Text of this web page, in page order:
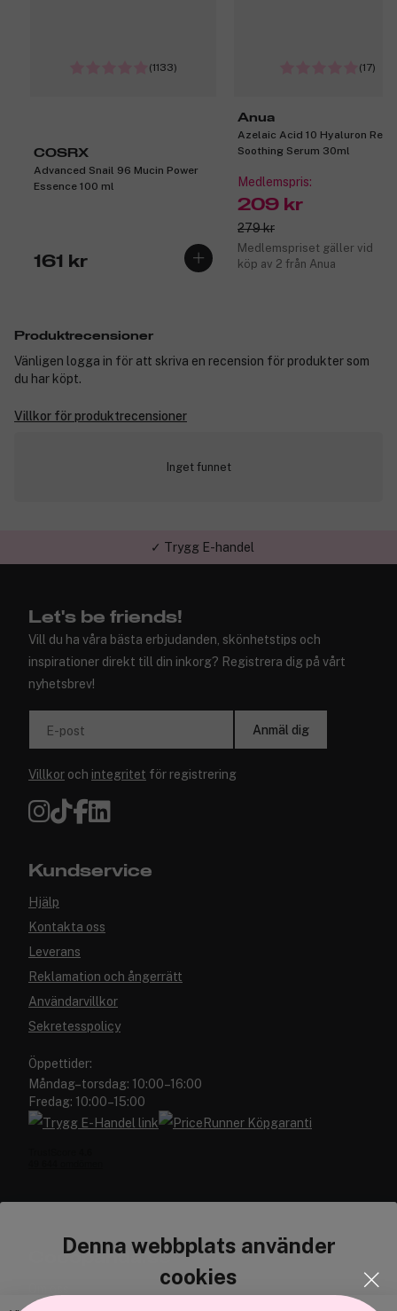
Denna webbplats använder
cookies
(1133)
COSRX
Advanced Snail 96 Mucin Power
Essence 100 ml
161 kr
(17)
Anua
Azelaic Acid 10 Hyaluron
Soothing Serum 30ml
Medlemspris:
209 kr
279 kr
Medlemspriset gäller vid
köp av 2 från Anua
Produktrecensioner
Vänligen logga in för att skriva en recension för produkter som
du har köpt.
Villkor för produktrecensioner
Inget funnet
✓ Trygg E-handel
Let's be friends!
Vill du ha våra bästa erbjudanden, skönhetstips och
inspirationer direkt till din inkorg? Registrera dig på vårt
nyhetsbrev!
E-post Anmäl dig
Villkor och integritet för registrering
Kundservice
Hjälp
Kontakta oss
Leverans
Reklamation och ångerrätt
Användarvillkor
Sekretesspolicy
Öppettider:
Måndag–torsdag: 10:00–16:00
Fredag: 10:00–15:00
Cocopanda.se